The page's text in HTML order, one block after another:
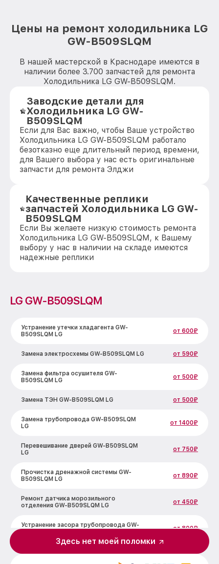
Цены на ремонт холодильника LG
GW-B509SLQM
В нашей мастерской в Краснодаре имеются в
наличии более 3.700 запчастей для ремонта
Холодильника LG GW-B509SLQM.
Заводские детали для
Холодильника LG GW-
B509SLQM
Если для Вас важно, чтобы Ваше устройство
Холодильника LG GW-B509SLQM работало
безотказно еще длительный период времени,
для Вашего выбора у нас есть оригинальные
запчасти для ремонта Элджи
Качественные реплики
запчастей Холодильника LG GW-
B509SLQM
Если Вы желаете низкую стоимость ремонта
Холодильника LG GW-B509SLQM, к Вашему
выбору у нас в наличии на складе имеются
надежные реплики
LG GW-B509SLQM
Устранение утечки хладагента GW-
B509SLQM LG
от 600₽
Замена электросхемы GW-B509SLQM LG от 590₽
Замена фильтра осушителя GW-
B509SLQM LG
от 500₽
Замена ТЭН GW-B509SLQM LG от 500₽
Замена трубопровода GW-B509SLQM
LG
от 1400₽
Перевешивание дверей GW-B509SLQM
LG
от 750₽
Прочистка дренажной системы GW-
B509SLQM LG
от 890₽
Ремонт датчика морозильного
отделения GW-B509SLQM LG
от 450₽
Устранение засора трубопровода GW-
от 800₽
Здесь нет моей поломки